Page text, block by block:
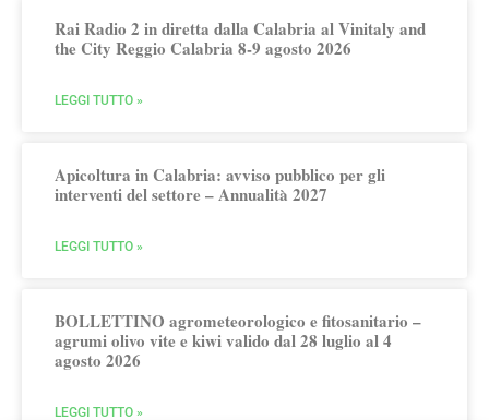
Rai Radio 2 in diretta dalla Calabria al Vinitaly and
the City Reggio Calabria 8-9 agosto 2026
LEGGI TUTTO »
Apicoltura in Calabria: avviso pubblico per gli
interventi del settore – Annualità 2027
LEGGI TUTTO »
BOLLETTINO agrometeorologico e fitosanitario –
agrumi olivo vite e kiwi valido dal 28 luglio al 4
agosto 2026
LEGGI TUTTO »